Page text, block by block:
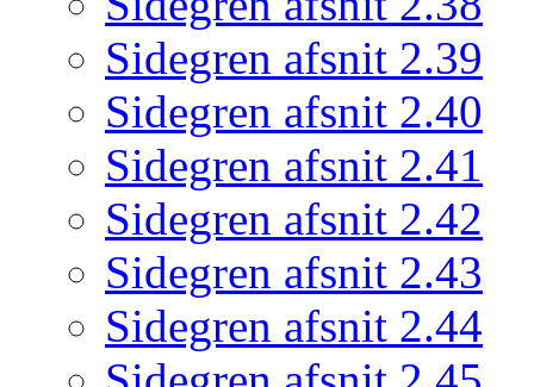
Sidegren afsnit 2.39
Sidegren afsnit 2.40
Sidegren afsnit 2.41
Sidegren afsnit 2.42
Sidegren afsnit 2.43
Sidegren afsnit 2.44